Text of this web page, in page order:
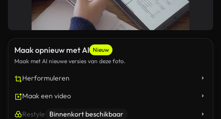
Maak opnieuw met AI Nieuw
Maak met AI nieuwe versies van deze foto.
Herformuleren
Maak een video
Restyle Binnenkort beschikbaar